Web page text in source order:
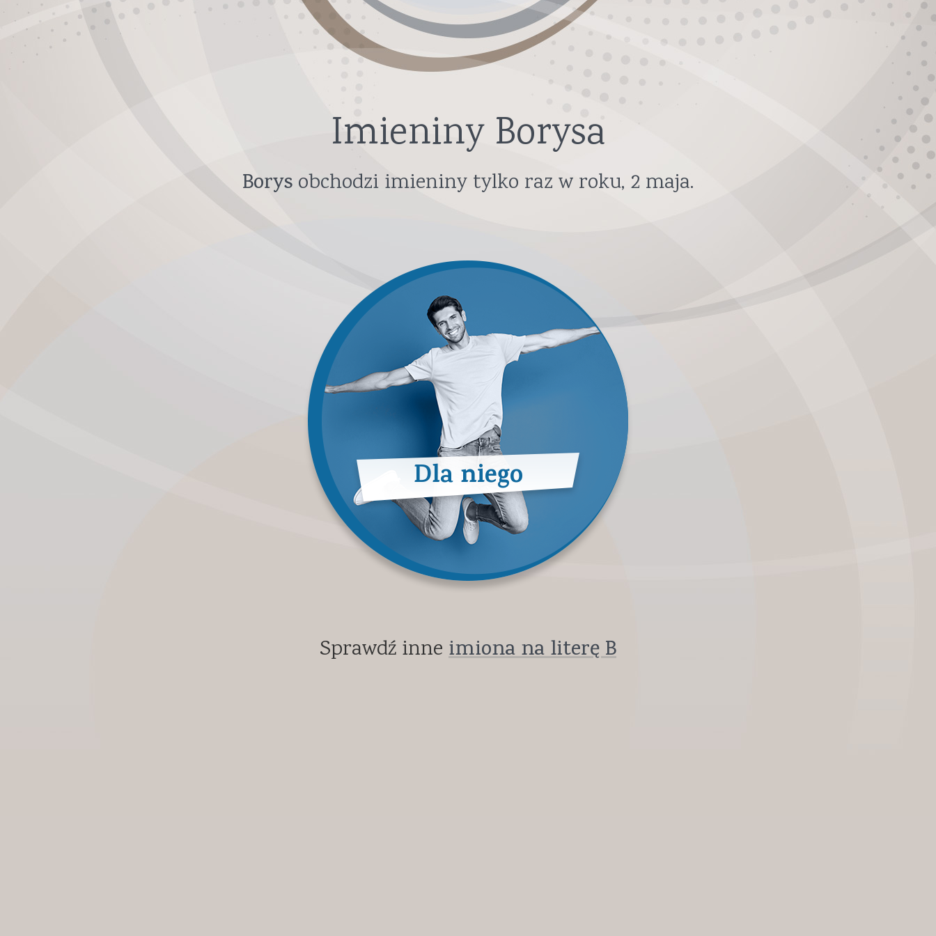
Imieniny Borysa
Borys obchodzi imieniny tylko raz w roku, 2 maja.
Dla niego
Sprawdź inne imiona na literę B